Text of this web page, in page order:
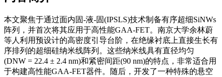
本文聚焦于通过面内固-液-固(IPSLS)技术制备有序超细SiNWs
阵列，并首次将其应用于高性能GAA-FET。南京大学余林蔚
等人利用预设计的高密度引导台阶，在绝缘衬底上直接生长有
序排列的超细硅纳米线阵列。这些纳米线具有直径均匀
(DNW = 22.4 ± 2.4 nm)和紧密间距(90 nm)的特点，非常适合用
于构建高性能GAA-FET器件。随后，开发了一种特殊的悬空